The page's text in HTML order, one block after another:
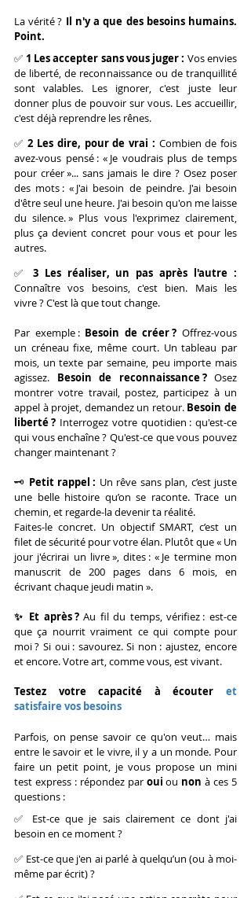
La vérité ? Il n'y a que des besoins humains.
Point.
✅ 1 Les accepter sans vous juger : Vos envies
de liberté, de reconnaissance ou de tranquillité
sont valables. Les ignorer, c'est juste leur
donner plus de pouvoir sur vous. Les accueillir,
c'est déjà reprendre les rênes.
✅ 2 Les dire, pour de vrai : Combien de fois
avez-vous pensé : « Je voudrais plus de temps
pour créer »... sans jamais le dire ? Osez poser
des mots : « J'ai besoin de peindre. J'ai besoin
d'être seul une heure. J'ai besoin qu'on me laisse
du silence. » Plus vous l'exprimez clairement,
plus ça devient concret pour vous et pour les
autres.
✅
Connaître vos besoins, c'est bien. Mais les
vivre ? C'est là que tout change.
Par exemple : Besoin de créer ? Offrez-vous
un créneau fixe, même court. Un tableau par
mois, un texte par semaine, peu importe mais
agissez. Besoin de reconnaissance ? Osez
montrer votre travail, postez, participez à un
appel à projet, demandez un retour. Besoin de
liberté ? Interrogez votre quotidien : qu'est-ce
qui vous enchaîne ? Qu'est-ce que vous pouvez
changer maintenant ?
🗝️ Petit rappel : Un rêve sans plan, c’est juste
une belle histoire qu’on se raconte. Trace un
chemin, et regarde-la devenir ta réalité.
Faites-le concret. Un objectif SMART, c’est un
filet de sécurité pour votre élan. Plutôt que « Un
jour j'écrirai un livre », dites : « Je termine mon
manuscrit de 200 pages dans 6 mois, en
écrivant chaque jeudi matin ».
✨ Et après ? Au fil du temps, vérifiez : est-ce
que ça nourrit vraiment ce qui compte pour
moi ? Si oui : savourez. Si non : ajustez, encore
et encore. Votre art, comme vous, est vivant.
Testez votre capacité à écouter et
satisfaire vos besoins
Parfois, on pense savoir ce qu'on veut… mais
entre le savoir et le vivre, il y a un monde. Pour
faire un petit point, je vous propose un mini
test express : répondez par oui ou non à ces 5
questions :
✅ Est-ce que je sais clairement ce dont j'ai
besoin en ce moment ?
✅ Est-ce que j'en ai parlé à quelqu’un (ou à moi-
même par écrit) ?